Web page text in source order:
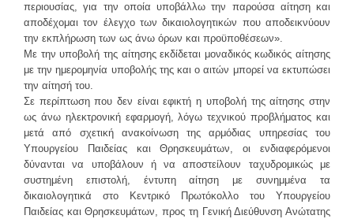
περιουσίας, για την οποία υποβάλλω την παρούσα αίτηση και
αποδέχομαι τον έλεγχο των δικαιολογητικών που αποδεικνύουν
την εκπλήρωση των ως άνω όρων και προϋποθέσεων».
Με την υποβολή της αίτησης εκδίδεται μοναδικός κωδικός αίτησης
με την ημερομηνία υποβολής της και ο αιτών μπορεί να εκτυπώσει
την αίτησή του.
Σε περίπτωση που δεν είναι εφικτή η υποβολή της αίτησης στην
ως άνω ηλεκτρονική εφαρμογή, λόγω τεχνικού προβλήματος και
μετά από σχετική ανακοίνωση της αρμόδιας υπηρεσίας του
Υπουργείου Παιδείας και Θρησκευμάτων, οι ενδιαφερόμενοι
δύνανται να υποβάλουν ή να αποστείλουν ταχυδρομικώς με
συστημένη επιστολή, έντυπη αίτηση με συνημμένα τα
δικαιολογητικά στο Κεντρικό Πρωτόκολλο του Υπουργείου
Παιδείας και Θρησκευμάτων, προς τη Γενική Διεύθυνση Ανώτατης